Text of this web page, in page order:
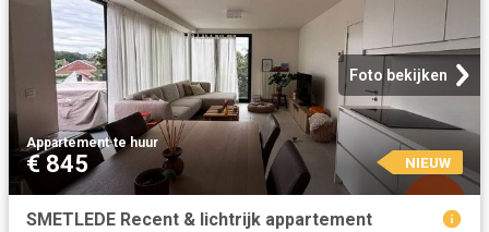
Foto bekijken
Appartement·te huur
€ 845 NIEUW
SMETLEDE Recent & lichtrijk appartement